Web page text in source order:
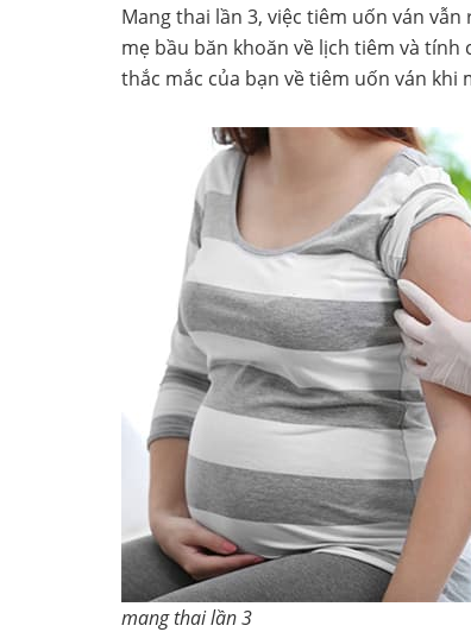
Mang thai lần 3, việc tiêm uốn ván
mẹ bầu băn khoăn về lịch tiêm và
thắc mắc của bạn về tiêm uốn ván khi
mang thai lần 3